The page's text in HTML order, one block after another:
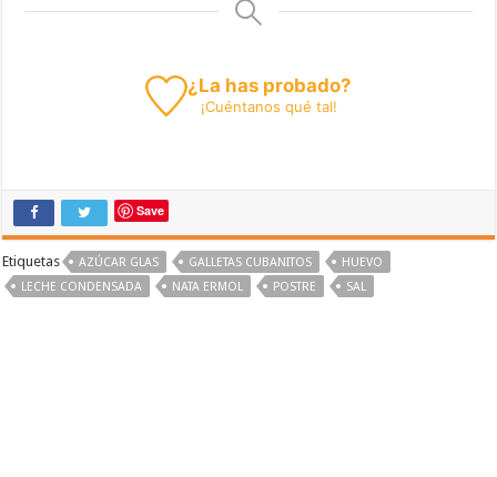
¿La has probado?
¡Cuéntanos qué tal!
Save
Etiquetas AZÚCAR GLAS GALLETAS CUBANITOS
HUEVO
LECHE CONDENSADA
NATA ERMOL POSTRE SAL